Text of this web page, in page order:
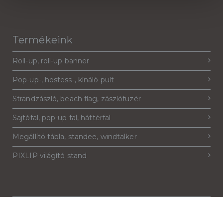
Termékeink
Roll-up, roll-up banner
Pop-up-, hostess-, kínáló pult
Strandzászló, beach flag, zászlófüzér
Sajtófal, pop-up fal, háttérfal
Megállító tábla, standee, windtalker
PIXLIP világító stand